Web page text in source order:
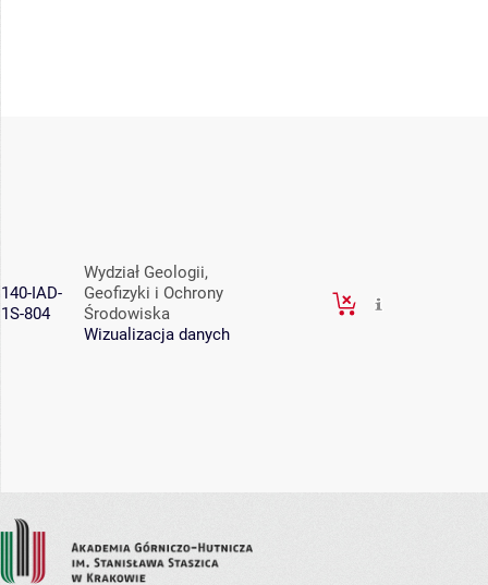
140-IAD-
1S-804
Wydział Geologii,
Geofizyki i Ochrony
Środowiska
Wizualizacja danych